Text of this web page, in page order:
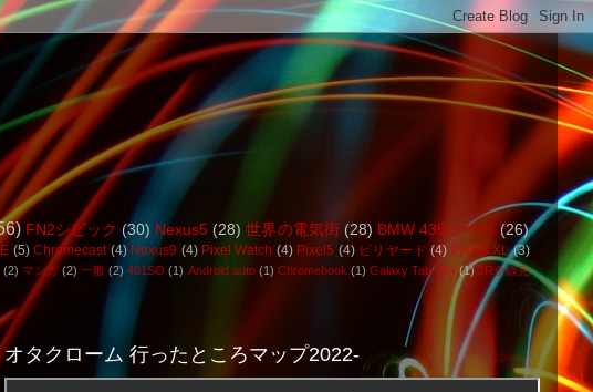
FN2シビック (30) Nexus5 (28) 世界の電気街 (28) BMW 435iクーペ (26)
(5) Chromecast (4) Nexus9 (4) Pixel Watch (4) Pixel5 (4) ビリヤード (4) Pixel3 XL (3)
(2) マンガ (2) 一般 (2) 401SO (1) Android auto (1) Chromebook (1) Galaxy Tab S8+ (1) JR全線完
オタクローム 行ったところマップ2022-